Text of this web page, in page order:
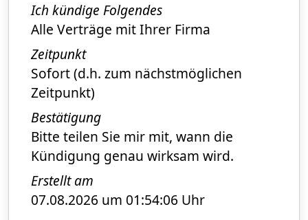
Ich kündige Folgendes
Alle Verträge mit Ihrer Firma
Zeitpunkt
Sofort (d.h. zum nächstmöglichen
Zeitpunkt)
Bestätigung
Bitte teilen Sie mir mit, wann die
Kündigung genau wirksam wird.
Erstellt am
07.08.2026 um 01:54:06 Uhr